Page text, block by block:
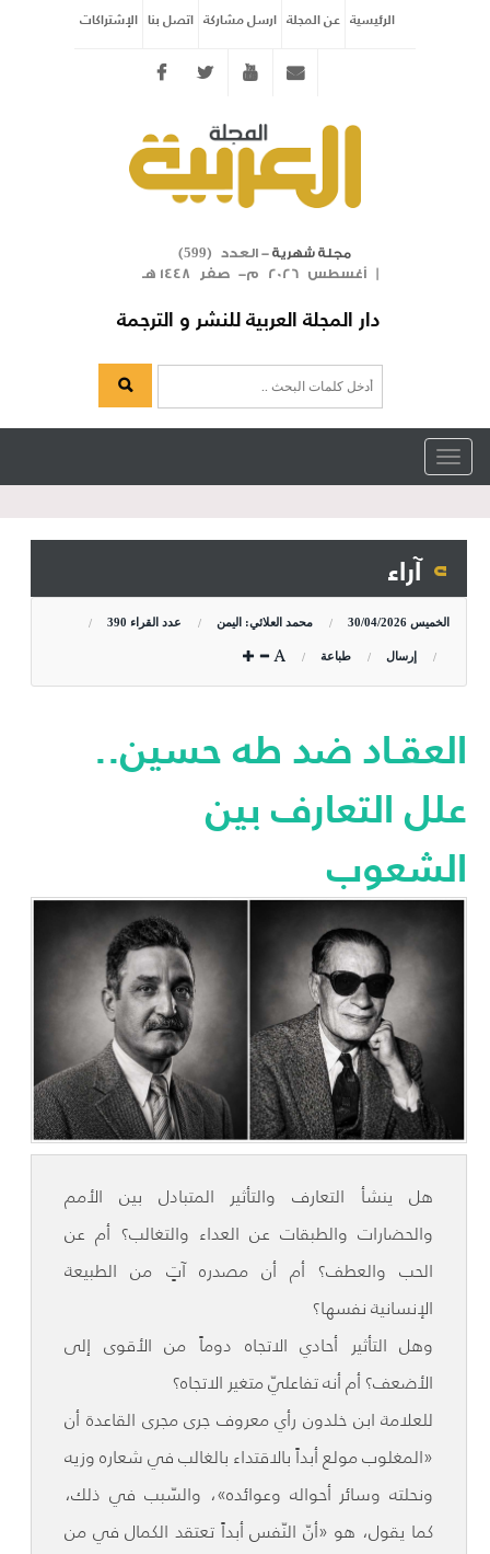
الرئيسية عن المجلة ارسل مشاركة اتصل بنا الإشتراكات
Twitter youtube
مجلة شهرية- العدد ( 599
)
| أغسطس 2026 م- صفر 1448 هـ
دار المجلة العربية للنشر و الترجمة
Toggle
navigation
آراء
الخميس 30/04/2026 محمد العلائي: اليمن عدد القراء 390
إرسال طباعة
العقـاد ضد طه حسين..
علل التعارف بين
الشعوب
هل ينشأ التعارف والتأثير المتبادل بين الأمم
والحضارات والطبقات عن العداء والتغالب؟ أم عن
الحب والعطف؟ أم أن مصدره آتٍ من الطبيعة
الإنسانية نفسها؟
وهل التأثير أحادي الاتجاه دوماً من الأقوى إلى
الأضعف؟ أم أنه تفاعليّ متغير الاتجاه؟
للعلامة ابن خلدون رأي معروف جرى مجرى القاعدة أن
«المغلوب مولع أبداً بالاقتداء بالغالب في شعاره وزيه
ونحلته وسائر أحواله وعوائده»، والسّبب في ذلك،
كما يقول، هو «أنّ النّفس أبداً تعتقد الكمال في من